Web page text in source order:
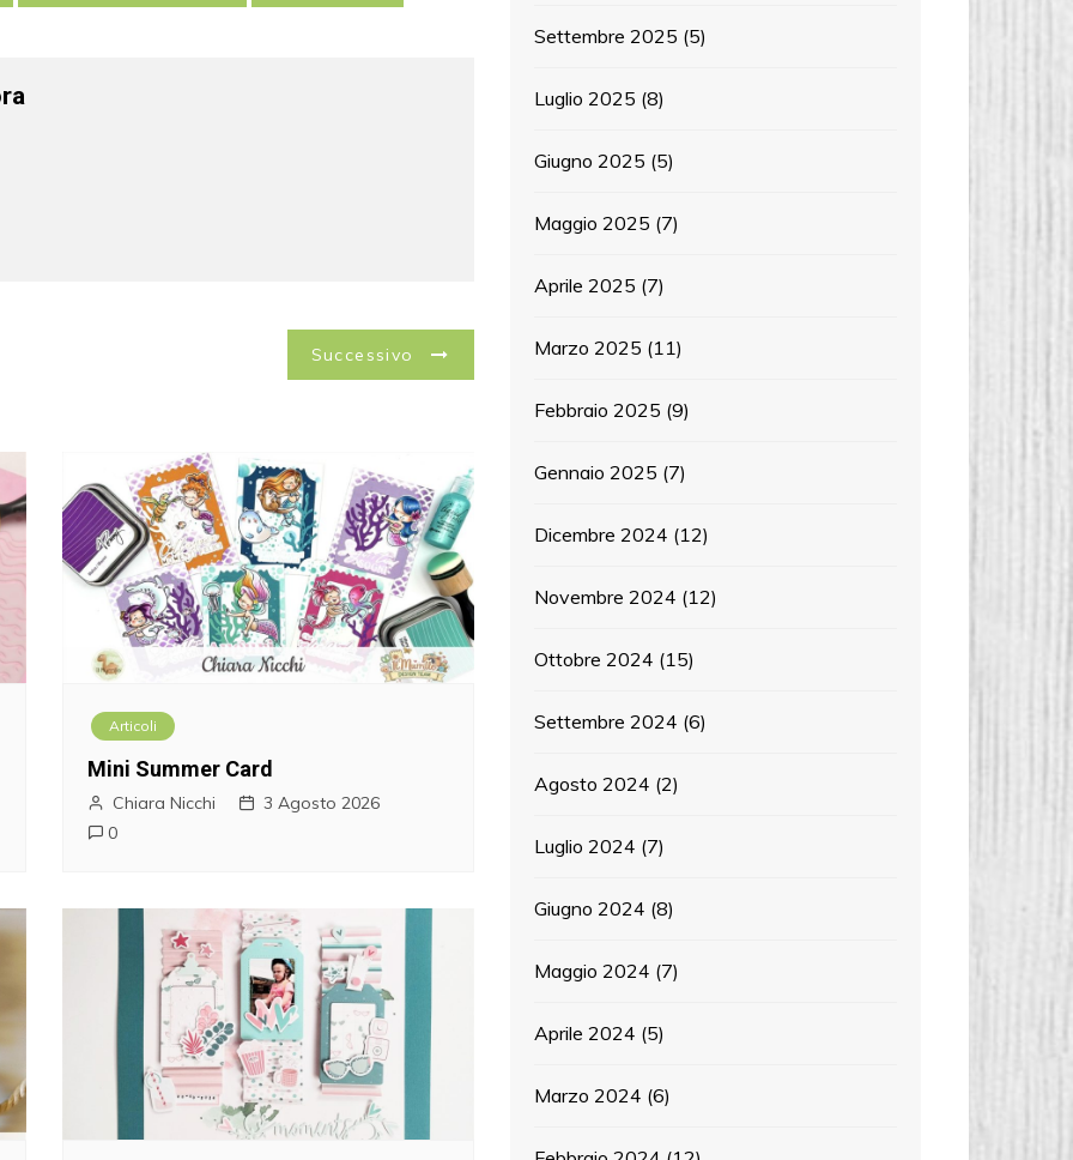
Successivo
Articoli
Mini Summer Card
Chiara Nicchi
3 Agosto 2026
0
Settembre 2025 (5)
Luglio 2025 (8)
Giugno 2025 (5)
Maggio 2025 (7)
Aprile 2025 (7)
Marzo 2025 (11)
Febbraio 2025 (9)
Gennaio 2025 (7)
Dicembre 2024 (12)
Novembre 2024 (12)
Ottobre 2024 (15)
Settembre 2024 (6)
Agosto 2024 (2)
Luglio 2024 (7)
Giugno 2024 (8)
Maggio 2024 (7)
Aprile 2024 (5)
Marzo 2024 (6)